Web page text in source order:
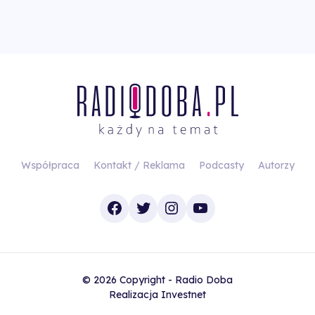
Współpraca Kontakt / Reklama Podcasty Autorzy
Facebook
TwitterInstagram
YouTube
© 2026 Copyright - Radio Doba
Realizacja Investnet